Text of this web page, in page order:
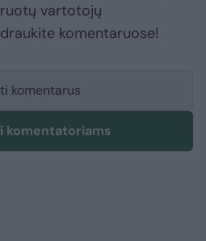
vartotojų
komentaruose!
komentarus
komentatoriams